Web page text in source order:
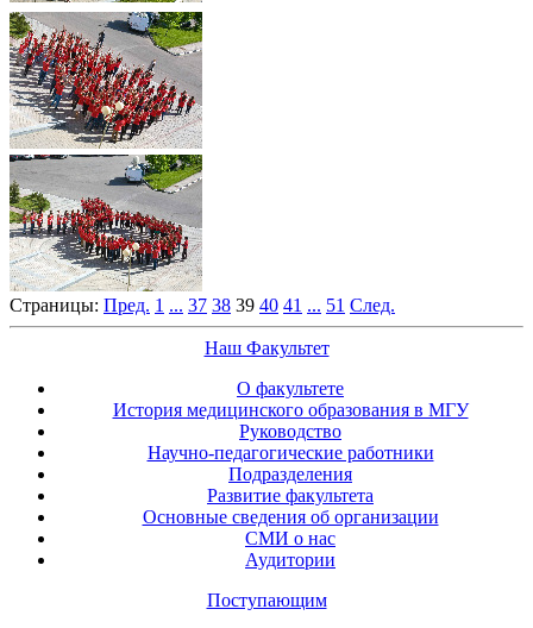
Страницы: Пред. 1 ... 37 38 39 40 41 ... 51 След.
Наш Факультет
О факультете
История медицинского образования в МГУ
Руководство
Научно-педагогические работники
Подразделения
Развитие факультета
Основные сведения об организации
СМИ о нас
Аудитории
Поступающим